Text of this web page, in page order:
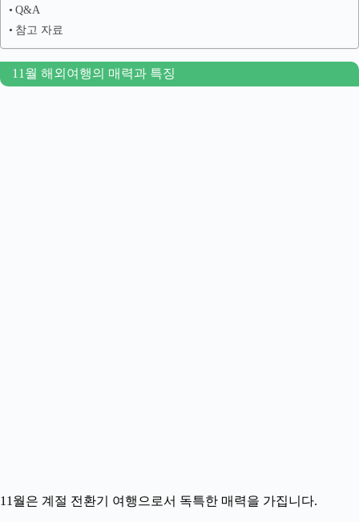
Q&A
참고 자료
11월 해외여행의 매력과 특징
11월은 계절 전환기 여행으로서 독특한 매력을 가집니다.